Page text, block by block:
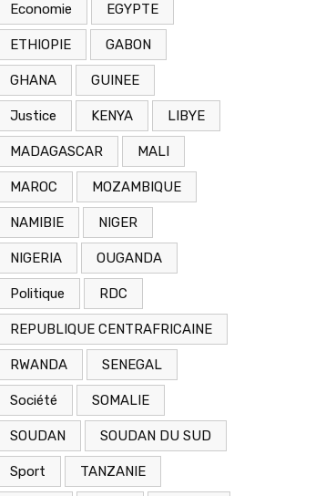
Economie EGYPTE
ETHIOPIE GABON
GHANA GUINEE
Justice KENYA LIBYE
MADAGASCAR MALI
MAROC MOZAMBIQUE
NAMIBIE NIGER
NIGERIA OUGANDA
Politique RDC
REPUBLIQUE CENTRAFRICAINE
RWANDA SENEGAL
Société SOMALIE
SOUDAN SOUDAN DU SUD
Sport TANZANIE